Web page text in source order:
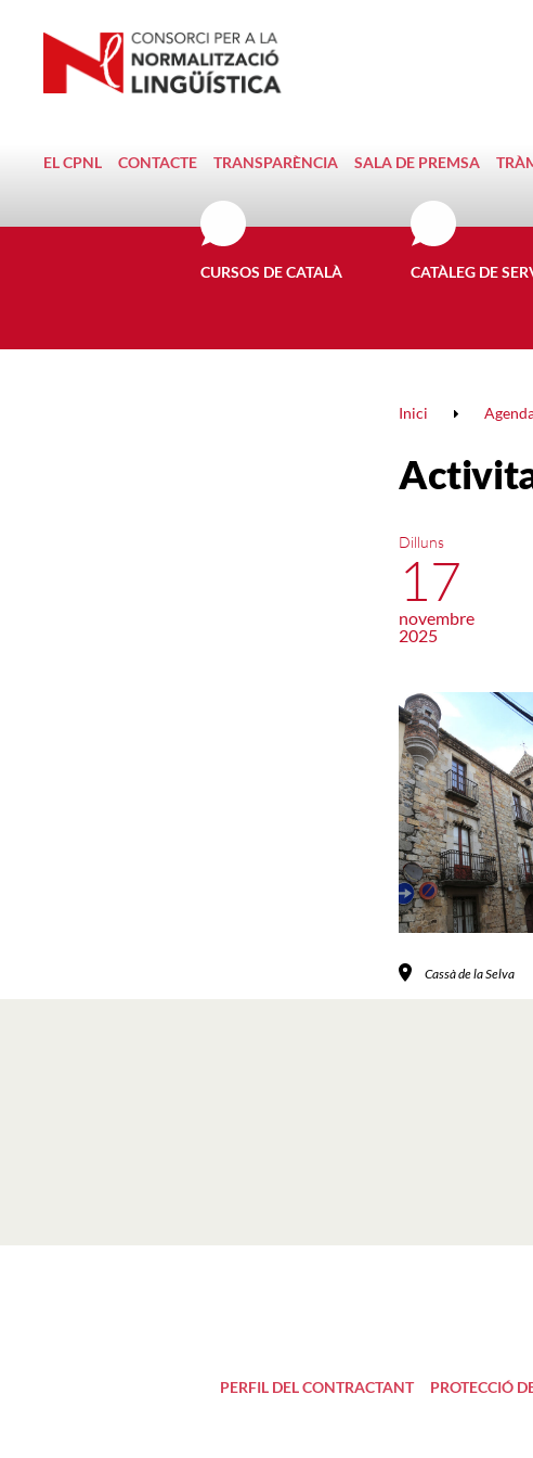
EL CPNL CONTACTE TRANSPARÈNCIA SALA DE PREMSA
CURSOS DE CATALÀ CATÀLEG DE
Inici
Dilluns
17
novembre
2025
Cassà de la Selva
PERFIL DEL CONTRACTANT PROTECCIÓ